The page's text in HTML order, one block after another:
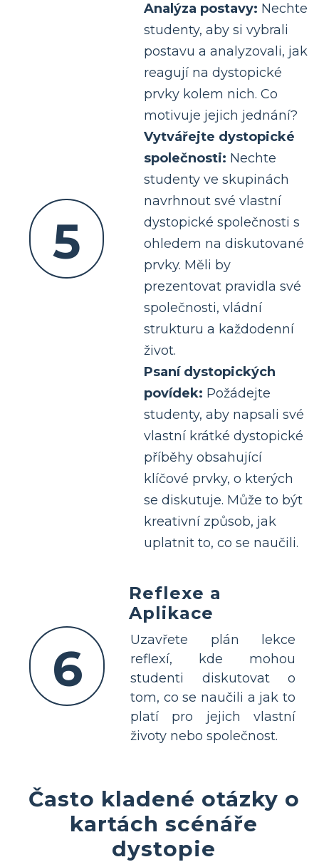
5
Analýza postavy: Nechte
studenty, aby si vybrali
postavu a analyzovali, jak
reagují na dystopické
prvky kolem nich. Co
motivuje jejich jednání?
Vytvářejte dystopické
společnosti: Nechte
studenty ve skupinách
navrhnout své vlastní
dystopické společnosti s
ohledem na diskutované
prvky. Měli by
prezentovat pravidla své
společnosti, vládní
strukturu a každodenní
život.
Psaní dystopických
povídek: Požádejte
studenty, aby napsali své
vlastní krátké dystopické
příběhy obsahující
klíčové prvky, o kterých
se diskutuje. Může to být
kreativní způsob, jak
uplatnit to, co se naučili.
6
Reflexe a
Aplikace
Uzavřete plán lekce
reflexí, kde mohou
studenti diskutovat o
tom, co se naučili a jak to
platí pro jejich vlastní
životy nebo společnost.
Často kladené otázky o
kartách scénáře
dystopie